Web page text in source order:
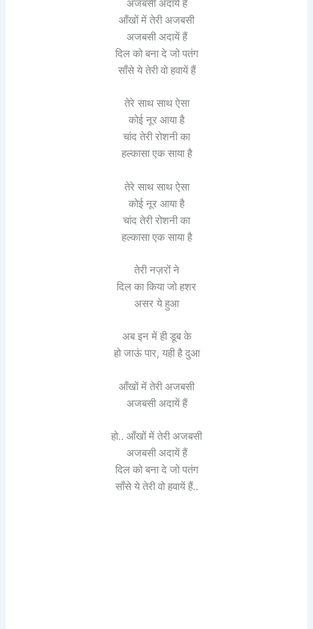
अजबसी अदायें हैं
आँखों में तेरी अजबसी
अजबसी अदायें हैं
दिल को बना दे जो पतंग
साँसे ये तेरी वो हवायें हैं
तेरे साथ साथ ऐसा
कोई नूर आया है
चांद तेरी रोशनी का
हल्कासा एक साया है
तेरे साथ साथ ऐसा
कोई नूर आया है
चांद तेरी रोशनी का
हल्कासा एक साया है
तेरी नज़रों ने
दिल का किया जो हशर
असर ये हुआ
अब इन में ही डूब के
हो जाऊं पार, यही है दुआ
आँखों में तेरी अजबसी
अजबसी अदायें हैं
हो.. आँखों में तेरी अजबसी
अजबसी अदायें हैं
दिल को बना दे जो पतंग
साँसे ये तेरी वो हवायें हैं..